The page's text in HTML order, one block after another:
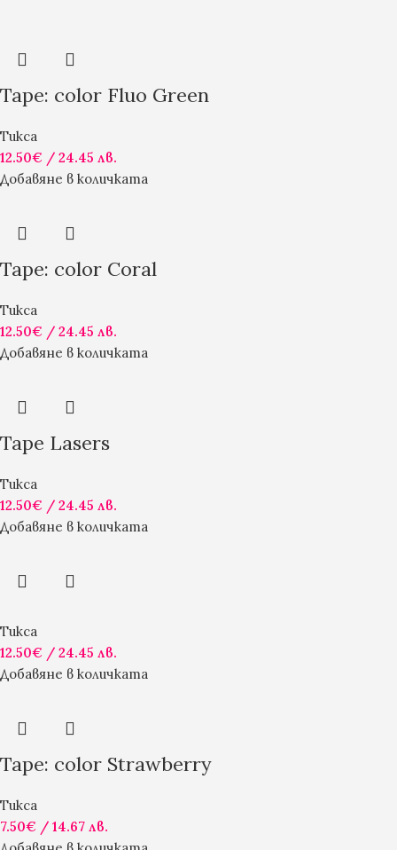
Tape: color Fluo Green
Тикса
12.50€ / 24.45 лв.
Добавяне в количката
Tape: color Coral
Тикса
12.50€ / 24.45 лв.
Добавяне в количката
Tape Lasers
Тикса
12.50€ / 24.45 лв.
Добавяне в количката
Тикса
12.50€ / 24.45 лв.
Добавяне в количката
Tape: color Strawberry
Тикса
7.50€ / 14.67 лв.